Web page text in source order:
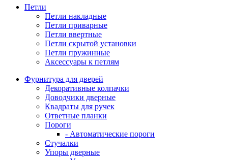
Петли
Петли накладные
Петли приварные
Петли ввертные
Петли скрытой установки
Петли пружинные
Аксессуары к петлям
Фурнитура для дверей
Декоративные колпачки
Доводчики дверные
Квадраты для ручек
Ответные планки
Пороги
- Автоматические пороги
Стучалки
Упоры дверные